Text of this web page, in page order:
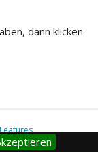
dann klicken